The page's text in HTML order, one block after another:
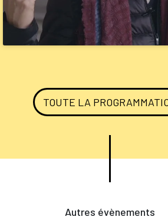
TOUTE LA
Autres évènements